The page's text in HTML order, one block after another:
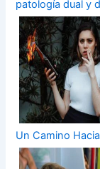
patología dual y
Un Camino